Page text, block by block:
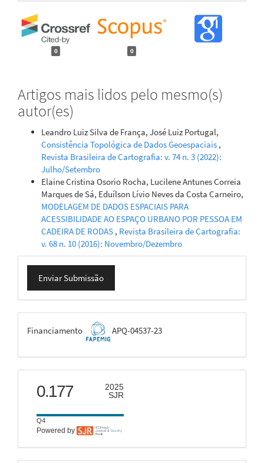
0 0
Artigos mais lidos pelo mesmo(s)
autor(es)
Leandro Luiz Silva de França, José Luiz Portugal,
Consistência Topológica de Dados Geoespaciais ,
Revista Brasileira de Cartografia: v. 74 n. 3 (2022):
Julho/Setembro
Elaine Cristina Osorio Rocha, Lucilene Antunes Correia
Marques de Sá, Eduílson Lívio Neves da Costa Carneiro,
MODELAGEM DE DADOS ESPACIAIS PARA
ACESSIBILIDADE AO ESPAÇO URBANO POR PESSOA EM
CADEIRA DE RODAS , Revista Brasileira de Cartografia:
v. 68 n. 10 (2016): Novembro/Dezembro
Enviar
Submissão
Enviar Submissão
FAPEMIG
Financiamento APQ-04537-23
scimago
0.177
2025
SJR
Q4
Powered by